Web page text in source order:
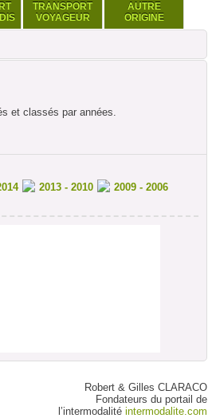
TRANSPORT
VOYAGEUR
AUTRE
ORIGINE
et classés par années.
2013 - 2010
2009 - 2006
Robert & Gilles CLARACO
Fondateurs du portail de
l’intermodalité intermodalite.com